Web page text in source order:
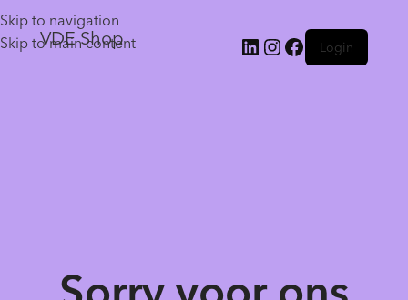
Skip to navigation
Skip to main content
VDE Shop Login